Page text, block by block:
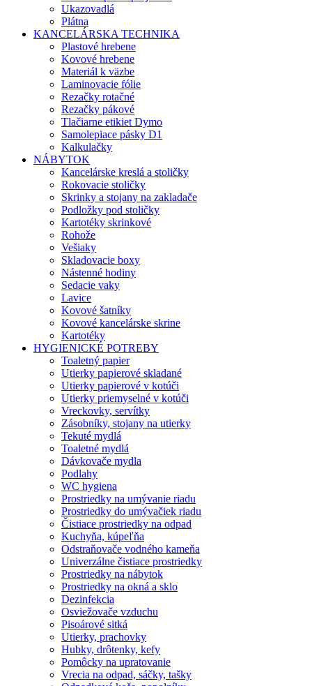
Ukazovadlá
Plátna
KANCELÁRSKA TECHNIKA
Plastové hrebene
Kovové hrebene
Materiál k väzbe
Laminovacie fólie
Rezačky rotačné
Rezačky pákové
Tlačiarne etikiet Dymo
Samolepiace pásky D1
Kalkulačky
NÁBYTOK
Kancelárske kreslá a stoličky
Rokovacie stoličky
Skrinky a stojany na zakladače
Podložky pod stoličky
Kartotéky skrinkové
Rohože
Vešiaky
Skladovacie boxy
Nástenné hodiny
Sedacie vaky
Lavice
Kovové šatníky
Kovové kancelárske skrine
Kartotéky
HYGIENICKÉ POTREBY
Toaletný papier
Utierky papierové skladané
Utierky papierové v kotúči
Utierky priemyselné v kotúči
Vreckovky, servítky
Zásobníky, stojany na utierky
Tekuté mydlá
Toaletné mydlá
Dávkovače mydla
Podlahy
WC hygiena
Prostriedky na umývanie riadu
Prostriedky do umývačiek riadu
Čistiace prostriedky na odpad
Kuchyňa, kúpeľňa
Odstraňovače vodného kameňa
Univerzálne čistiace prostriedky
Prostriedky na nábytok
Prostriedky na okná a sklo
Dezinfekcia
Osviežovače vzduchu
Pisoárové sitká
Utierky, prachovky
Hubky, drôtenky, kefy
Pomôcky na upratovanie
Vrecia na odpad, sáčky, tašky